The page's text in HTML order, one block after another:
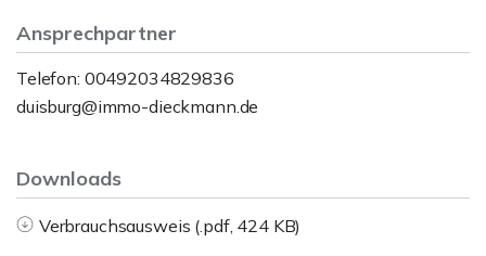
Ansprechpartner
Telefon: 00492034829836
duisburg@immo-dieckmann.de
Downloads
Verbrauchsausweis (.pdf, 424 KB)